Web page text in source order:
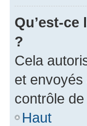
Qu’est-
?
Cela
et
contrôle
Haut